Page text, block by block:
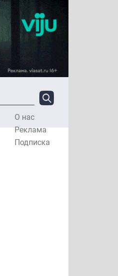
О нас
Реклама
Подписка